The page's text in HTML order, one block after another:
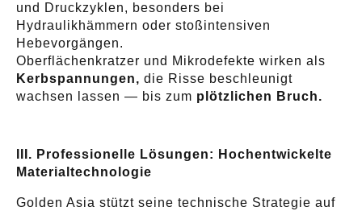
und Druckzyklen, besonders bei
Hydraulikhämmern oder stoßintensiven
Hebevorgängen.
Oberflächenkratzer und Mikrodefekte wirken als
Kerbspannungen, die Risse beschleunigt
wachsen lassen — bis zum plötzlichen Bruch.
III. Professionelle Lösungen: Hochentwickelte
Materialtechnologie
Golden Asia stützt seine technische Strategie auf